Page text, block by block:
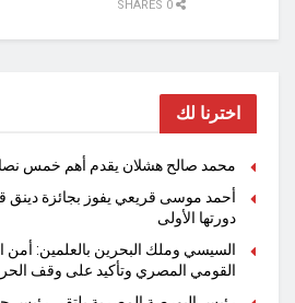
اخترنا لك
محمد صالح هشلان يقدم أهم خمس
أحمد موسى قريعي يفوز بجائزة دينق
دورتها الأولى
السيسي وملك البحرين بالعلمين: أمن
القومي المصري وتأكيد على وقف